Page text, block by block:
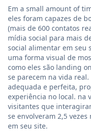
Em a small amount of
eles foram capazes de
(mais de 600 contatos
mídia social para mais
social alimentar em seu
uma forma visual de
como eles são landing
se parecem na vida
adequada e perfeita,
experiência no local. na
visitantes que
se envolveram 2,5
em seu site.